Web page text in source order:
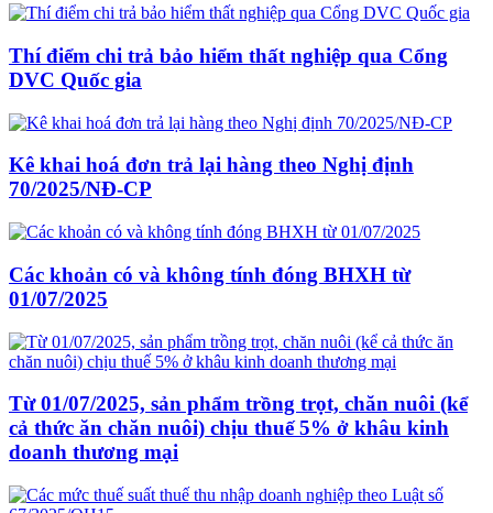
Thí điểm chi trả bảo hiểm thất nghiệp qua Cổng
DVC Quốc gia
Kê khai hoá đơn trả lại hàng theo Nghị định
70/2025/NĐ-CP
Các khoản có và không tính đóng BHXH từ
01/07/2025
Từ 01/07/2025, sản phẩm trồng trọt, chăn nuôi (kể
cả thức ăn chăn nuôi) chịu thuế 5% ở khâu kinh
doanh thương mại